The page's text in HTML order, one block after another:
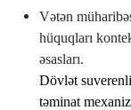
Vətən
hüquqları
əsasları.
Dövlət
təminat